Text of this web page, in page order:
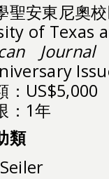
聖安東尼奧
of Texas
：US$5,000
：1年
類